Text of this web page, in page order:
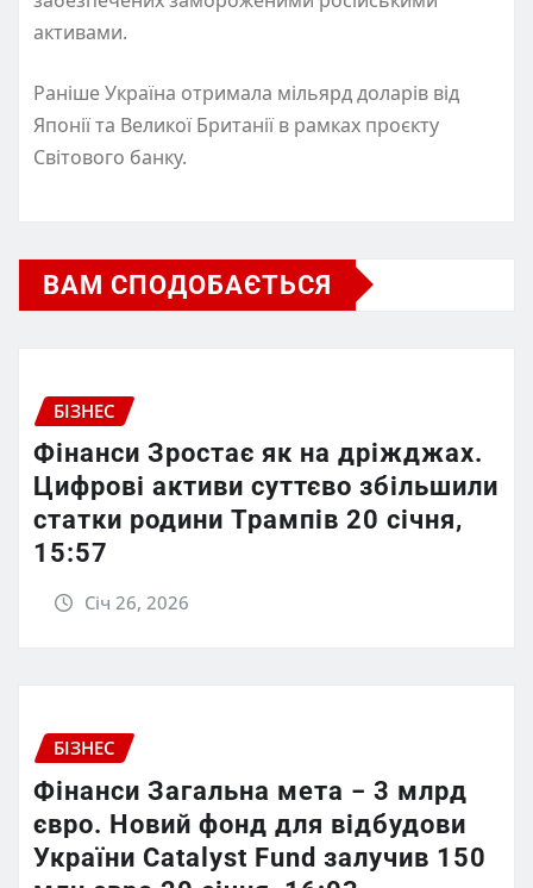
активами.
Раніше Україна отримала мільярд доларів від
Японії та Великої Британії в рамках проєкту
Світового банку.
ВАМ СПОДОБАЄТЬСЯ
БІЗНЕС
Фінанси Зростає як на дріжджах.
Цифрові активи суттєво збільшили
статки родини Трампів 20 січня,
15:57
Січ 26, 2026
БІЗНЕС
Фінанси Загальна мета − 3 млрд
євро. Новий фонд для відбудови
України Catalyst Fund залучив 150